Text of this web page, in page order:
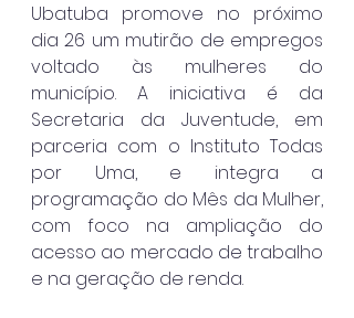
Ubatuba promove no próximo
dia 26 um mutirão de empregos
voltado às mulheres do
município. A iniciativa é da
Secretaria da Juventude, em
parceria com o Instituto Todas
por Uma, e integra a
programação do Mês da Mulher,
com foco na ampliação do
acesso ao mercado de trabalho
e na geração de renda.